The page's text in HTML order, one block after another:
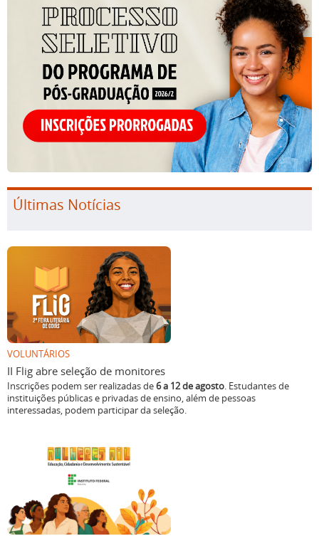
Últimas Notícias
VOLUNTÁRIOS
II Flig abre seleção de monitores
Inscrições podem ser realizadas de6 a 12 de agosto. Estudantes de
instituições públicas e privadas de ensino, além de pessoas
interessadas, podem participar da seleção.